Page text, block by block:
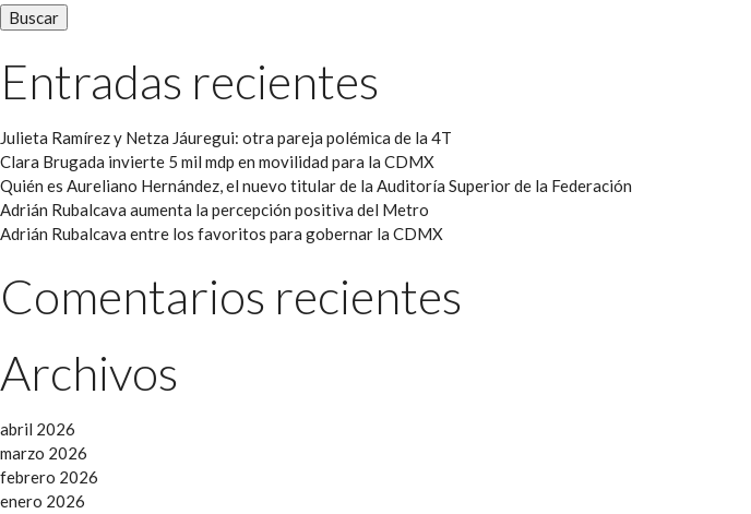
Entradas recientes
Julieta Ramírez y Netza Jáuregui: otra pareja polémica de la 4T
Clara Brugada invierte 5 mil mdp en movilidad para la CDMX
Quién es Aureliano Hernández, el nuevo titular de la Auditoría Superior de la Federación
Adrián Rubalcava aumenta la percepción positiva del Metro
Adrián Rubalcava entre los favoritos para gobernar la CDMX
Comentarios recientes
Archivos
abril 2026
marzo 2026
febrero 2026
enero 2026